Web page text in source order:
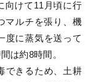
向けて11月頃に行
マルチを張り、機
度に蒸気を送って
は約8時間。
できるため、土耕